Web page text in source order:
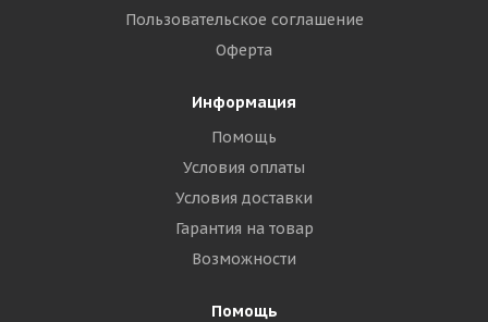
Пользовательское соглашение
Оферта
Информация
Помощь
Условия оплаты
Условия доставки
Гарантия на товар
Возможности
Помощь